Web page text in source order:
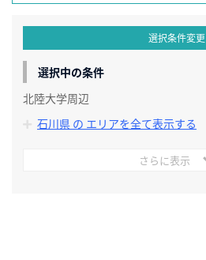
選択条件変更
選択中の条件
北陸大学周辺
石川県 の エリアを全て表示する
さらに表示